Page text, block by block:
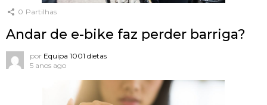
0 Partilhas
Andar de e-bike faz perder barriga?
por Equipa 1001 dietas
5 anos ago